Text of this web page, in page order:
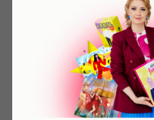
Триггеры. WOW! Это